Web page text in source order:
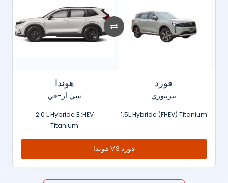
هوندا
سي آر-في
2.0 L Hybride E :HEV
Titanium
فورد
تيريتوري
1.5L Hybride (FHEV) Titanium
هوندا VS فورد